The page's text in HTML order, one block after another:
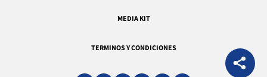
MEDIA KIT
TERMINOS Y CONDICIONES